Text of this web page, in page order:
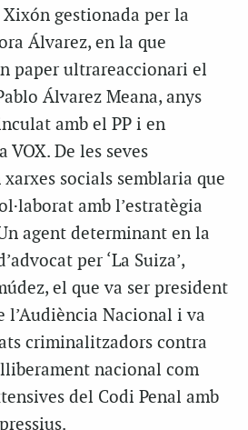
gestionada per la
Álvarez, en la que
paper ultrareaccionari el
Álvarez Meana, anys
amb el PP i en
De les seves
socials semblaria que
amb l’estratègia
agent determinant en la
per ‘La Suiza’,
el que va ser president
l’Audiència Nacional i va
criminalitzadors contra
nacional com
del Codi Penal amb